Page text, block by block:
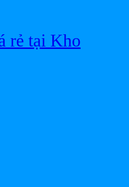
rẻ tại Kho